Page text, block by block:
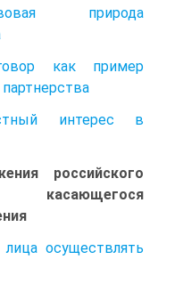
природа
как пример
интерес в
российского
касающегося
осуществлять